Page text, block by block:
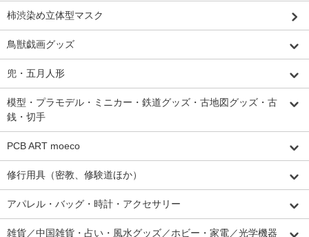
柿渋染め立体型マスク
鳥獣戯画グッズ
兜・五月人形
模型・プラモデル・ミニカー・鉄道グッズ・古地図グッズ・古
銭・切手
PCB ART moeco
修行用具（密教、修験道ほか）
アパレル・バッグ・時計・アクセサリー
雑貨／中国雑貨・占い・風水グッズ／ホビー・家電／光学機器